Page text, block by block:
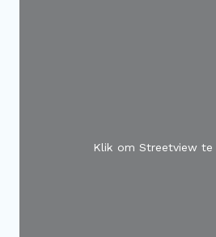
Klik om Streetview te